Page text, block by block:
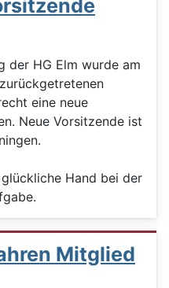
der HG Elm wurde am
eine neue
Neue Vorsitzende ist
Hand bei der
Mitglied